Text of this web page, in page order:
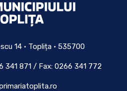
14 • Toplița • 535700
341 871 / Fax: 0266 341 772